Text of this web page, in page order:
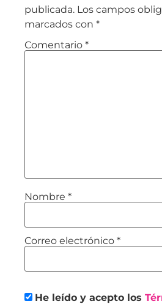
publicada. Los campos
marcados con *
Comentario *
Nombre *
Correo electrónico *
He leído y acepto los